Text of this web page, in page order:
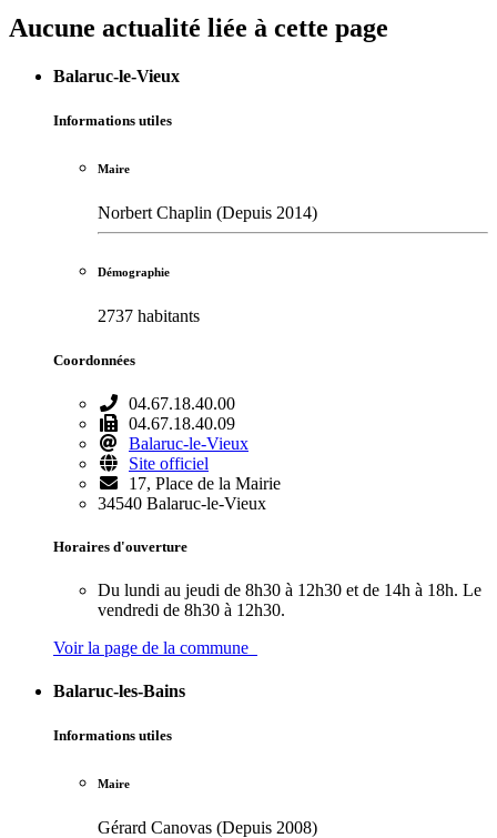
Aucune actualité liée à cette page
Balaruc-le-Vieux
Informations utiles
Maire
Norbert Chaplin (Depuis 2014)
Démographie
2737 habitants
Coordonnées
04.67.18.40.00
04.67.18.40.09
Balaruc-le-Vieux
Site officiel
17, Place de la Mairie
34540 Balaruc-le-Vieux
Horaires d'ouverture
Du lundi au jeudi de 8h30 à 12h30 et de 14h à 18h. Le
vendredi de 8h30 à 12h30.
Voir la page de la commune
Balaruc-les-Bains
Informations utiles
Maire
Gérard Canovas (Depuis 2008)